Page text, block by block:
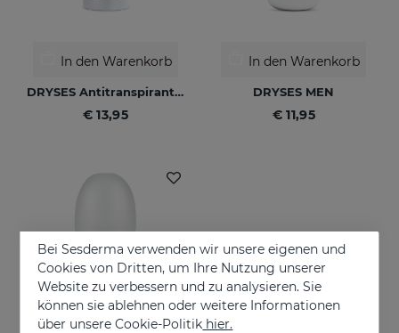
In den Warenkorb
DRYSES Antitranspirant-Lösung
€ 13,95
In den Warenkorb
DRYSES MEN
€ 11,95
Bei Sesderma verwenden wir unsere eigenen und
Cookies von Dritten, um Ihre Nutzung unserer
Website zu verbessern und zu analysieren. Sie
können sie ablehnen oder weitere Informationen
über unsere Cookie-Politik hier.